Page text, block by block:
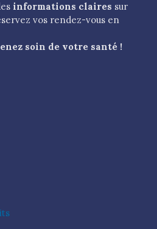
informations claires sur
vos rendez-vous en
soin de votre santé !